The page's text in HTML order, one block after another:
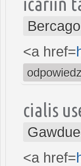
<a href=
cialis
<a href=